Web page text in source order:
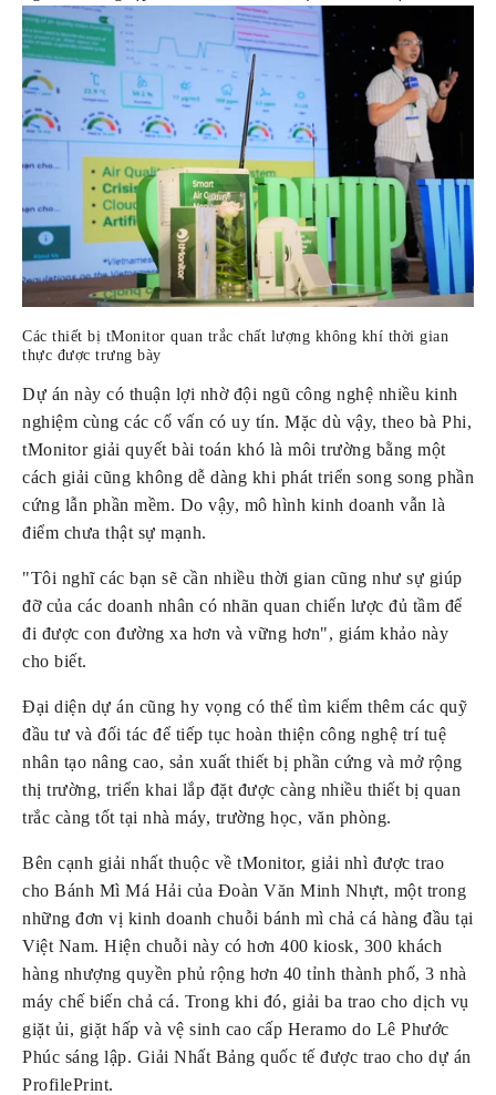
Các thiết bị tMonitor quan trắc chất lượng không khí thời gian
thực được trưng bày
Dự án này có thuận lợi nhờ đội ngũ công nghệ nhiều kinh
nghiệm cùng các cố vấn có uy tín. Mặc dù vậy, theo bà Phi,
tMonitor giải quyết bài toán khó là môi trường bằng một
cách giải cũng không dễ dàng khi phát triển song song phần
cứng lẫn phần mềm. Do vậy, mô hình kinh doanh vẫn là
điểm chưa thật sự mạnh.
"Tôi nghĩ các bạn sẽ cần nhiều thời gian cũng như sự giúp
đỡ của các doanh nhân có nhãn quan chiến lược đủ tầm để
đi được con đường xa hơn và vững hơn", giám khảo này
cho biết.
Đại diện dự án cũng hy vọng có thể tìm kiếm thêm các quỹ
đầu tư và đối tác để tiếp tục hoàn thiện công nghệ trí tuệ
nhân tạo nâng cao, sản xuất thiết bị phần cứng và mở rộng
thị trường, triển khai lắp đặt được càng nhiều thiết bị quan
trắc càng tốt tại nhà máy, trường học, văn phòng.
Bên cạnh giải nhất thuộc về tMonitor, giải nhì được trao
cho Bánh Mì Má Hải của Đoàn Văn Minh Nhựt, một trong
những đơn vị kinh doanh chuỗi bánh mì chả cá hàng đầu tại
Việt Nam. Hiện chuỗi này có hơn 400 kiosk, 300 khách
hàng nhượng quyền phủ rộng hơn 40 tỉnh thành phố, 3 nhà
máy chế biến chả cá. Trong khi đó, giải ba trao cho dịch vụ
giặt ủi, giặt hấp và vệ sinh cao cấp Heramo do Lê Phước
Phúc sáng lập. Giải Nhất Bảng quốc tế được trao cho dự án
ProfilePrint.